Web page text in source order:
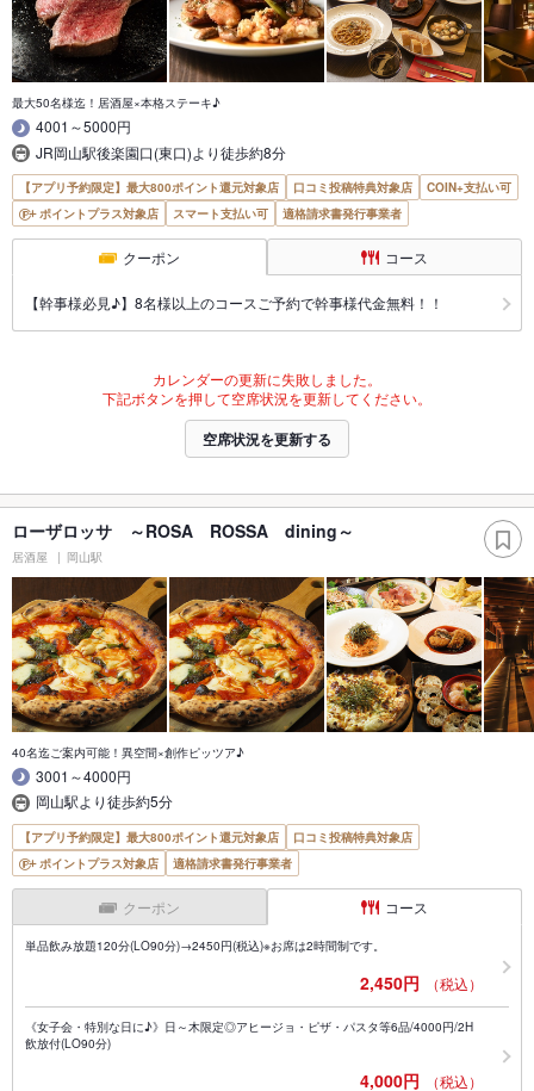
最大50名様迄！居酒屋×本格ステーキ♪
4001～5000円
JR岡山駅後楽園口(東口)より徒歩約8分
【アプリ予約限定】最大800ポイント還元対象店 口コミ投稿特典対象店
COIN+支払い可
ポイントプラス対象店
スマート支払い可 適格請求書発行事業者
クーポン コース
【幹事様必見♪】8名様以上のコースご予約で幹事様代金無料！！
カレンダーの更新に失敗しました。
下記ボタンを押して空席状況を更新してください。
空席状況を更新する
ローザロッサ ～ROSA ROSSA dining～
居酒屋 岡山駅
40名迄ご案内可能！異空間×創作ピッツア♪
3001～4000円
岡山駅より徒歩約5分
【アプリ予約限定】最大800ポイント還元対象店
口コミ投稿特典対象店
ポイントプラス対象店
適格請求書発行事業者
クーポン コース
単品飲み放題120分(LO90分)→2450円(税込)※お席は2時間制です。
2,450円 （税込）
《女子会・特別な日に♪》日～木限定◎アヒージョ・ピザ・パスタ等6品/4000円/2H
飲放付(LO90分)
4,000円 （税込）